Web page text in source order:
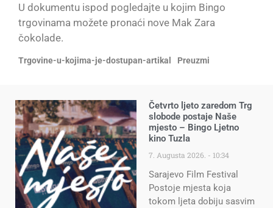
U dokumentu ispod pogledajte u kojim Bingo
trgovinama možete pronaći nove Mak Zara
čokolade.
Trgovine-u-kojima-je-dostupan-artikal Preuzmi
Četvrto ljeto zaredom Trg
slobode postaje Naše
mjesto – Bingo Ljetno
kino Tuzla
7. Augusta 2026. 10:34
Sarajevo Film Festival
Postoje mjesta koja
tokom ljeta dobiju sasvim